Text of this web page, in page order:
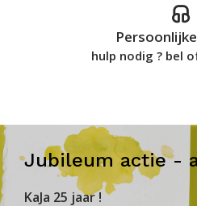
hulp nodig ? bel
Jubileum actie -
KaJa 25 jaar !